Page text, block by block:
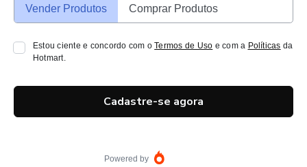
Vender Produtos Comprar Produtos
Estou ciente e concordo com oTermos de Uso e com a Políticas da
Hotmart.
Cadastre-se agora
Powered by